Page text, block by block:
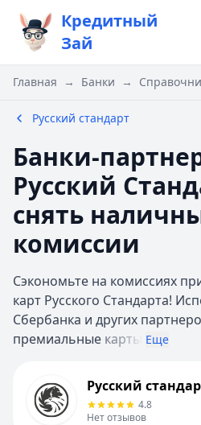
Кредитный
Зай
Главная → Банки →
Русский стандарт
Банки-
Русский
снять
комиссии
Сэкономьте на комиссиях
карт Русского Стандарта!
Сбербанка и других
премиальные карты Еще
Контакты
Личный кабинет
Русский
4.8
Нет отзывов